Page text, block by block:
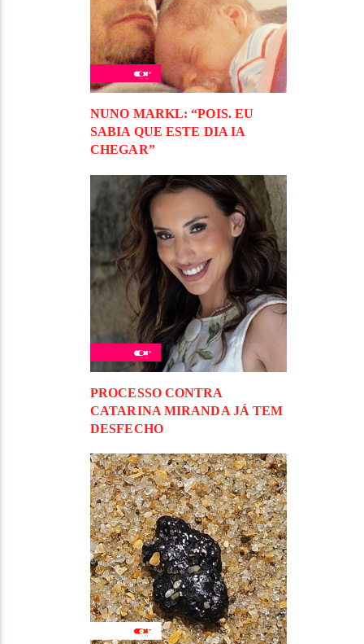
NUNO MARKL: “POIS. EU
SABIA QUE ESTE DIA IA
CHEGAR”
PROCESSO CONTRA
CATARINA MIRANDA JÁ TEM
DESFECHO